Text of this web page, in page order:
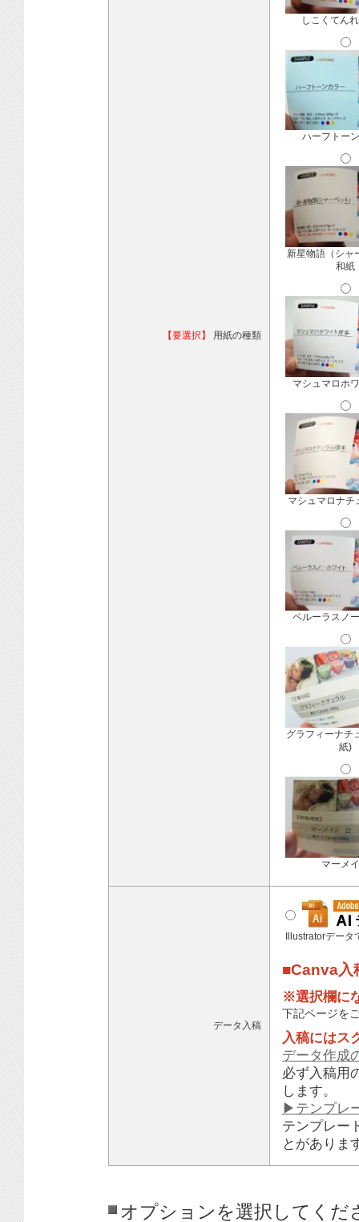
【要選択】 用紙の種類
しこくてん
ハーフトー
新星物語（シャ
和紙
マシュマロホ
マシュマロナチ
ペルーラスノ
グラフィーナチ
紙)
マーメ
データ入稿
Illustratorデータ
■Canva入
※選択欄に
下記ページを
入稿にはス
データ作成
必ず入稿用
します。
▶テンプレ
テンプレー
とがありま
オプションを選択してくだ